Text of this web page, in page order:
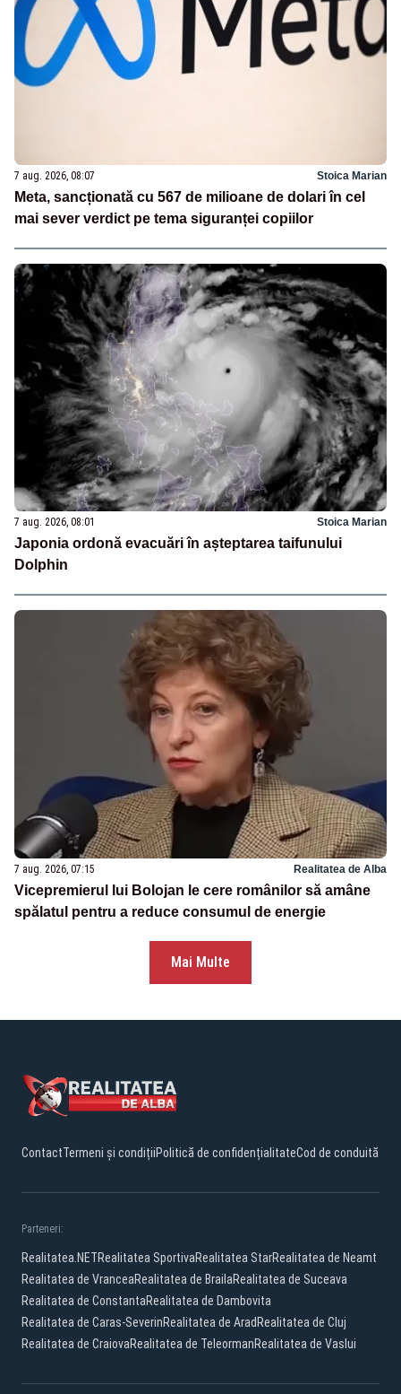
7 aug. 2026, 08:07 Stoica Marian
Meta, sancționată cu 567 de milioane de dolari în cel
mai sever verdict pe tema siguranței copiilor
7 aug. 2026, 08:01 Stoica Marian
Japonia ordonă evacuări în așteptarea taifunului
Dolphin
7 aug. 2026, 07:15 Realitatea de Alba
Vicepremierul lui Bolojan le cere românilor să amâne
spălatul pentru a reduce consumul de energie
Mai Multe
ContactTermeni și condițiiPolitică de confidențialitateCod de conduită
Parteneri:
Realitatea.NETRealitatea SportivaRealitatea StarRealitatea de Neamt
Realitatea de VranceaRealitatea de BrailaRealitatea de Suceava
Realitatea de ConstantaRealitatea de Dambovita
Realitatea de Caras-SeverinRealitatea de Arad Realitatea de Cluj
Realitatea de CraiovaRealitatea de TeleormanRealitatea de Vaslui